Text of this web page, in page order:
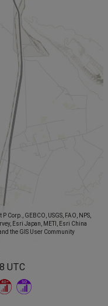
Corp., GEBCO, USGS, FAO, NPS,
Esri Japan, METI, Esri China
the GIS User Community
UTC